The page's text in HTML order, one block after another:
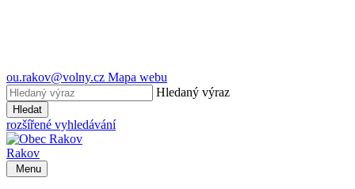
ou.rakov@volny.cz Mapa webu
Hledaný výraz
Hledat
rozšířené vyhledávání
Rakov
Menu